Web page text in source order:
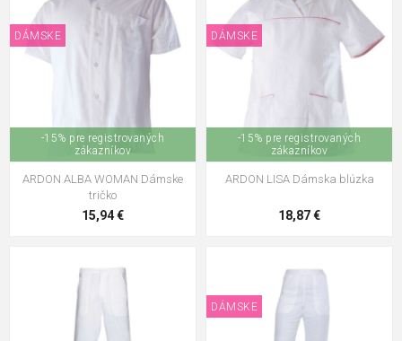
-15% pre registrovaných
zákazníkov
DÁMSKE
ARDON ALBA WOMAN Dámske
tričko
15,94 €
-15% pre registrovaných
zákazníkov
DÁMSKE
ARDON LISA Dámska blúzka
18,87 €
DÁMSKE